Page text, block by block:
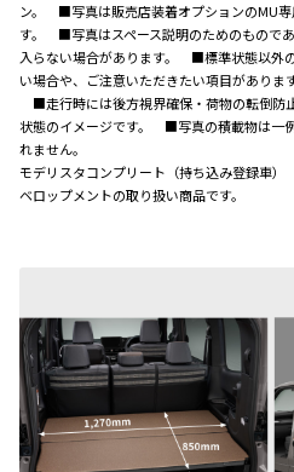
ン。 ■写真は販売店装着オプションのMU専
す。 ■写真はスペース説明のためのもので
入らない場合があります。 ■標準状態以外
い場合や、ご注意いただきたい項目がありま
■走行時には後方視界確保・荷物の転倒
状態のイメージです。 ■写真の積載物は一
れません。
モデリスタコンプリート（持ち込み登録車）
ベロップメントの取り扱い商品です。